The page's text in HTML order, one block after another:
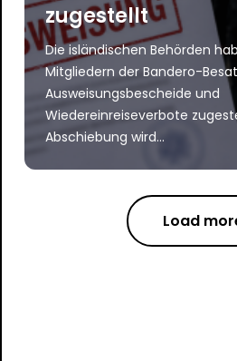
zugestellt
Die isländischen Behörden
Mitgliedern der Bandero-
Ausweisungsbescheide und
Wiedereinreiseverbote
Abschiebung wird...
Load